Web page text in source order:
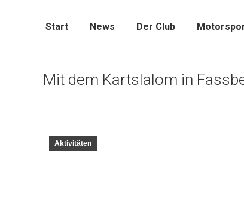
Start News Der Club
Mit dem Kartslalom in
Aktivitäten